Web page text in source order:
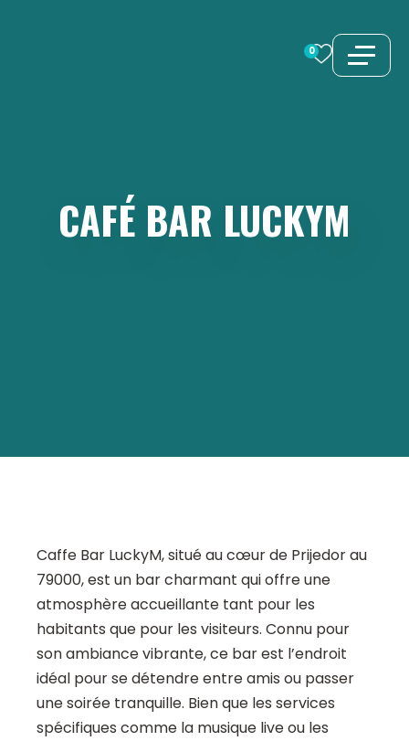
0
CAFÉ BAR LUCKYM
Caffe Bar LuckyM, situé au cœur de Prijedor au
79000, est un bar charmant qui offre une
atmosphère accueillante tant pour les
habitants que pour les visiteurs. Connu pour
son ambiance vibrante, ce bar est l’endroit
idéal pour se détendre entre amis ou passer
une soirée tranquille. Bien que les services
spécifiques comme la musique live ou les